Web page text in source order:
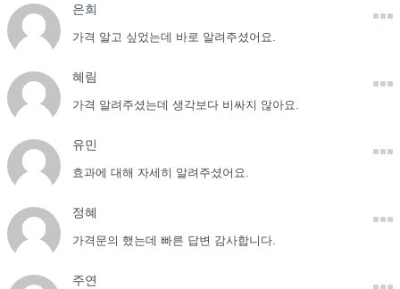
은희
가격 알고 싶었는데 바로 알려주셨어요.
혜림
가격 알려주셨는데 생각보다 비싸지 않아요.
유민
효과에 대해 자세히 알려주셨어요.
정혜
가격문의 했는데 빠른 답변 감사합니다.
주연